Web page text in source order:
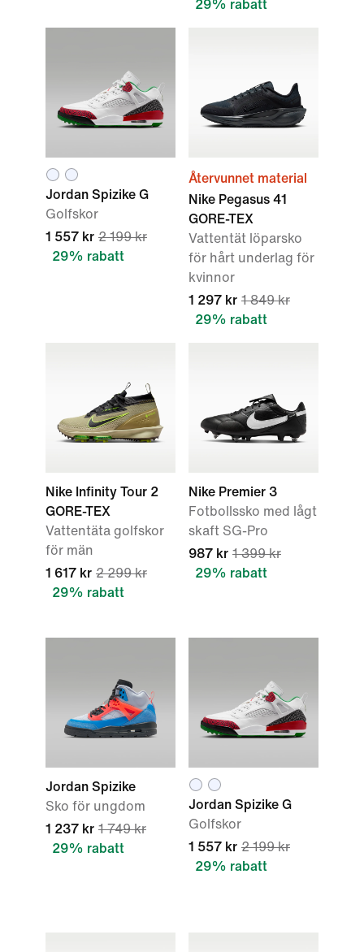
29% rabatt
Jordan Spizike G
Golfskor
1 557 kr 2 199 kr
29% rabatt
Återvunnet material
Nike Pegasus 41
GORE-TEX
Vattentät löparsko
för hårt underlag för
kvinnor
1 297 kr 1 849 kr
29% rabatt
Nike Infinity Tour 2
GORE-TEX
Vattentäta golfskor
för män
1 617 kr 2 299 kr
29% rabatt
Nike Premier 3
Fotbollssko med lågt
skaft SG-Pro
987 kr 1 399 kr
29% rabatt
Jordan Spizike
Sko för ungdom
1 237 kr 1 749 kr
29% rabatt
Jordan Spizike G
Golfskor
1 557 kr 2 199 kr
29% rabatt